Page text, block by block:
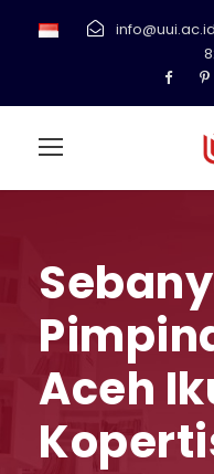
info@uui.ac.id
Aceh